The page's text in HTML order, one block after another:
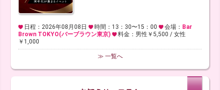
日程：2026年08月08日 時間：13：30〜15：00 会場： Bar
Brown TOKYO(バーブラウン東京)
料金：男性￥5,500 / 女性
￥1,000
≫ 一覧へ